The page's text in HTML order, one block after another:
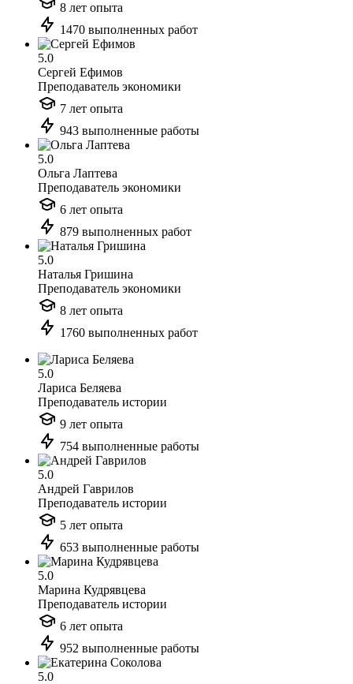
8 лет опыта
1470 выполненных работ
5.0
Сергей Ефимов
Преподаватель экономики
7 лет опыта
943 выполненные работы
5.0
Ольга Лаптева
Преподаватель экономики
6 лет опыта
879 выполненных работ
5.0
Наталья Гришина
Преподаватель экономики
8 лет опыта
1760 выполненных работ
5.0
Лариса Беляева
Преподаватель истории
9 лет опыта
754 выполненные работы
5.0
Андрей Гаврилов
Преподаватель истории
5 лет опыта
653 выполненные работы
5.0
Марина Кудрявцева
Преподаватель истории
6 лет опыта
952 выполненные работы
5.0